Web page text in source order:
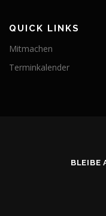
QUICK LINKS
Mitmachen
Terminkalender
BLEIBE